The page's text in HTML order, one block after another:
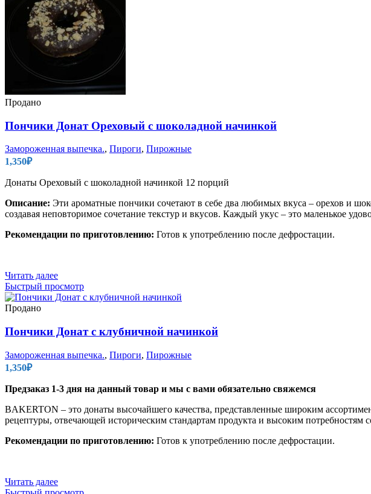
Продано
Пончики Донат Ореховый с шоколадной начинкой
Замороженная выпечка., Пироги, Пирожные
1,350₽
Донаты Ореховый с шоколадной начинкой 12 порций
Описание: Эти ароматные пончики сочетают в себе два любимых вкуса – орехов и
создавая неповторимое сочетание текстур и вкусов. Каждый укус – это маленькое
Рекомендации по приготовлению: Готов к употреблению после дефростации.
Читать далее
Быстрый просмотр
Продано
Пончики Донат с клубничной начинкой
Замороженная выпечка., Пироги, Пирожные
1,350₽
Предзаказ 1-3 дня на данный товар и мы с вами обязательно свяжемся
BAKERTON – это донаты высочайшего качества, представленные широким
рецептуры, отвечающей историческим стандартам продукта и высоким
Рекомендации по приготовлению: Готов к употреблению после дефростации.
Читать далее